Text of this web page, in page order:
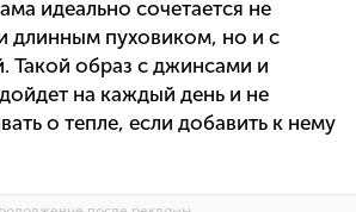
идеально сочетается не
длинным пуховиком, но и с
Такой образ с джинсами и
на каждый день и не
о тепле, если добавить к нему